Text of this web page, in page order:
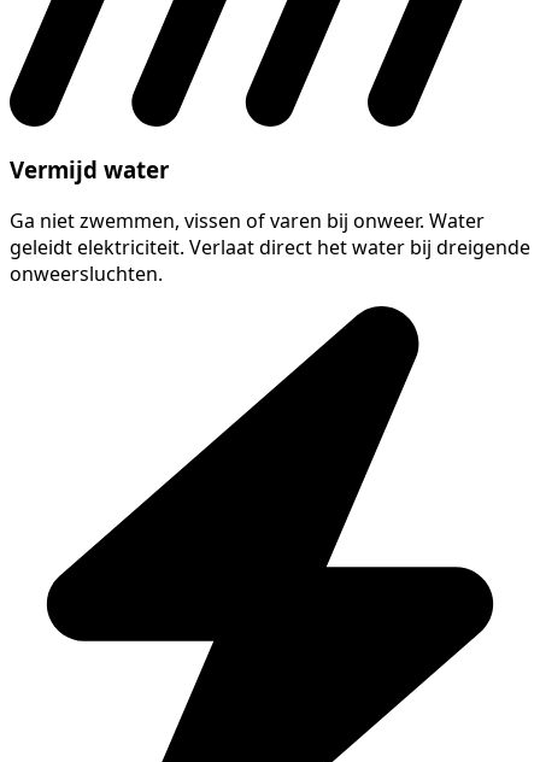
Vermijd water
Ga niet zwemmen, vissen of varen bij onweer. Water
geleidt elektriciteit. Verlaat direct het water bij dreigende
onweersluchten.